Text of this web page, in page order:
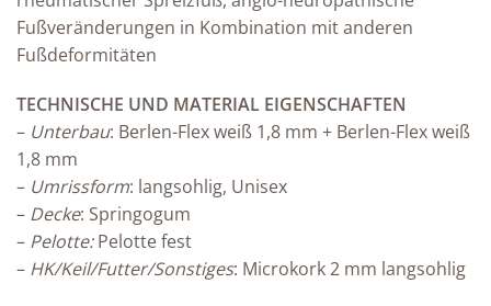
Fußveränderungen in Kombination mit anderen
Fußdeformitäten
TECHNISCHE UND MATERIAL EIGENSCHAFTEN
– Unterbau: Berlen-Flex weiß 1,8 mm + Berlen-Flex weiß
1,8 mm
– Umrissform: langsohlig, Unisex
– Decke: Springogum
– Pelotte:Pelotte fest
– HK/Keil/Futter/Sonstiges: Microkork 2 mm langsohlig